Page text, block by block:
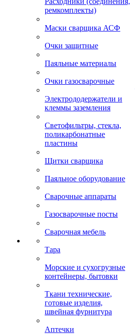
ремкомплекты)
Маски сварщика АСФ
Очки защитные
Паяльные материалы
Очки газосварочные
Электрододержатели и
клеммы заземления
Светофильтры, стекла,
поликарбонатные
пластины
Щитки сварщика
Паяльное оборудование
Сварочные аппараты
Газосварочные посты
Сварочная мебель
Тара
Морские и сухогрузные
контейнеры, бытовки
Ткани технические,
готовые изделия,
швейная фурнитура
Аптечки